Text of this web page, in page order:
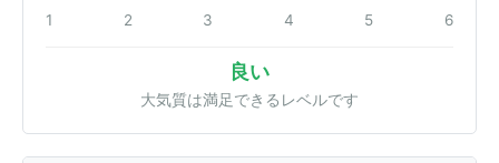
1 2 3 4 5 6
良い
大気質は満足できるレベルです